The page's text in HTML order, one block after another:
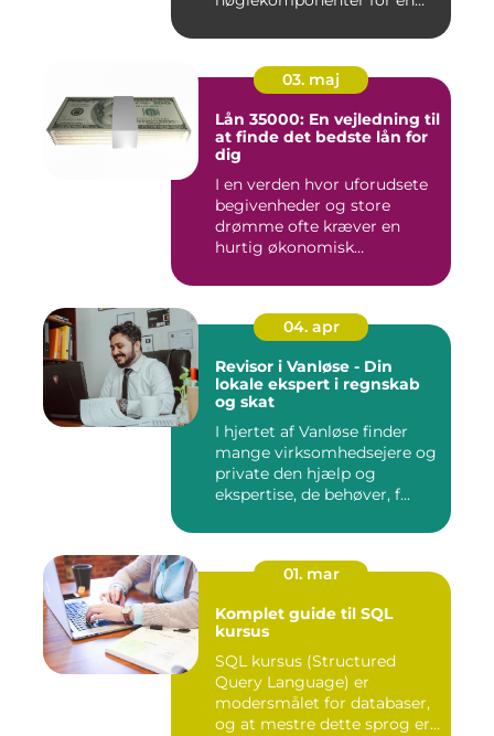
03. maj
Lån 35000: En vejledning til
at finde det bedste lån for
dig
I en verden hvor uforudsete
begivenheder og store
drømme ofte kræver en
hurtig økonomisk
04. apr
Revisor i Vanløse - Din
lokale ekspert i regnskab
og skat
I hjertet af Vanløse finder
mange virksomhedsejere og
private den hjælp og
ekspertise, de behøver, f...
01. mar
Komplet guide til SQL
kursus
SQL kursus (Structured
Query Language) er
modersmålet for databaser,
og at mestre dette sprog er